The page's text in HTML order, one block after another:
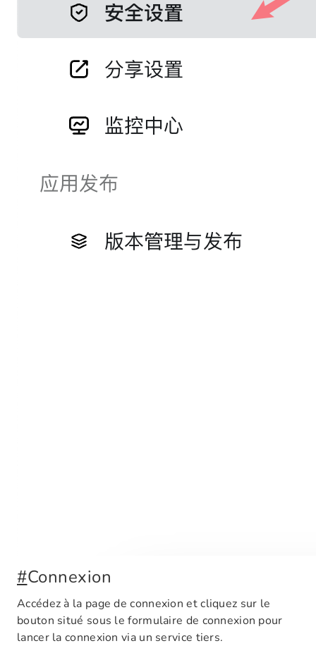
#Connexion
Accédez à la page de connexion et cliquez sur le
bouton situé sous le formulaire de connexion pour
lancer la connexion via un service tiers.